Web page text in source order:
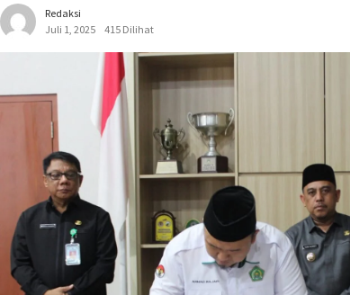
Redaksi
Juli 1, 2025
415 Dilihat